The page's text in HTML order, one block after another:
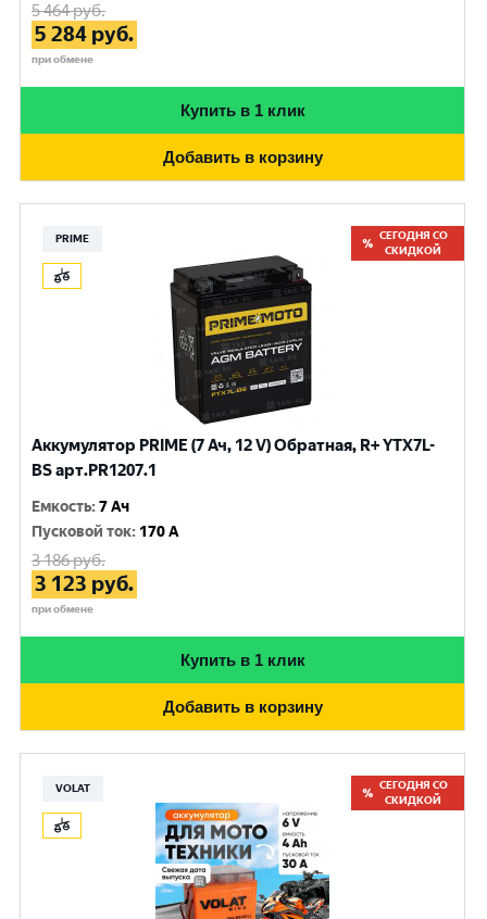
5 464руб.
5 284 руб.
при обмене
Купить в 1 клик
Добавить в корзину
PRIME
СЕГОДНЯ СО
СКИДКОЙ
Аккумулятор PRIME (7 Ач, 12 V) Обратная, R+ YTX7L-
BS арт.PR1207.1
Емкость:7 Ач
Пусковой ток: 170 A
3 186руб.
3 123 руб.
при обмене
Купить в 1 клик
Добавить в корзину
VOLAT
СЕГОДНЯ СО
СКИДКОЙ